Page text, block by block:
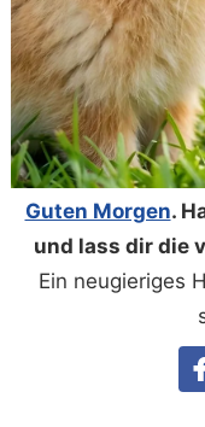
Guten Morgen.
und lass dir die
Ein neugieriges